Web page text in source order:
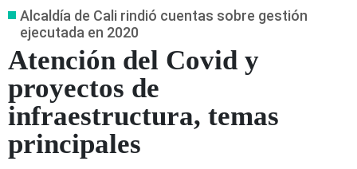
Alcaldía de Cali rindió cuentas sobre gestión
ejecutada en 2020
Atención del Covid y
proyectos de
infraestructura, temas
principales